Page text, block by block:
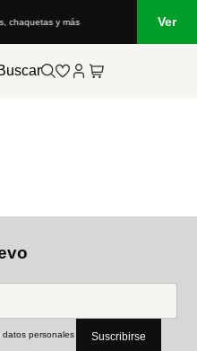
chaquetas y más Ver
personales Suscribirse